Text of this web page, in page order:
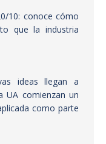
10: conoce cómo
que la industria
ideas llegan a
UA comienzan un
como parte